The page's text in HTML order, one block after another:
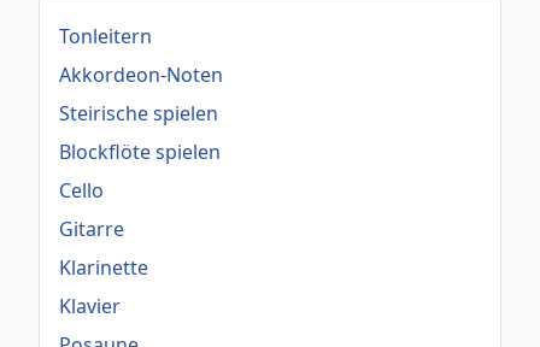
Tonleitern
Akkordeon-Noten
Steirische spielen
Blockflöte spielen
Cello
Gitarre
Klarinette
Klavier